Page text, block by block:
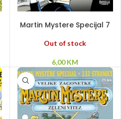
Martin Mystere Specijal 7
Out of stock
6,00KM